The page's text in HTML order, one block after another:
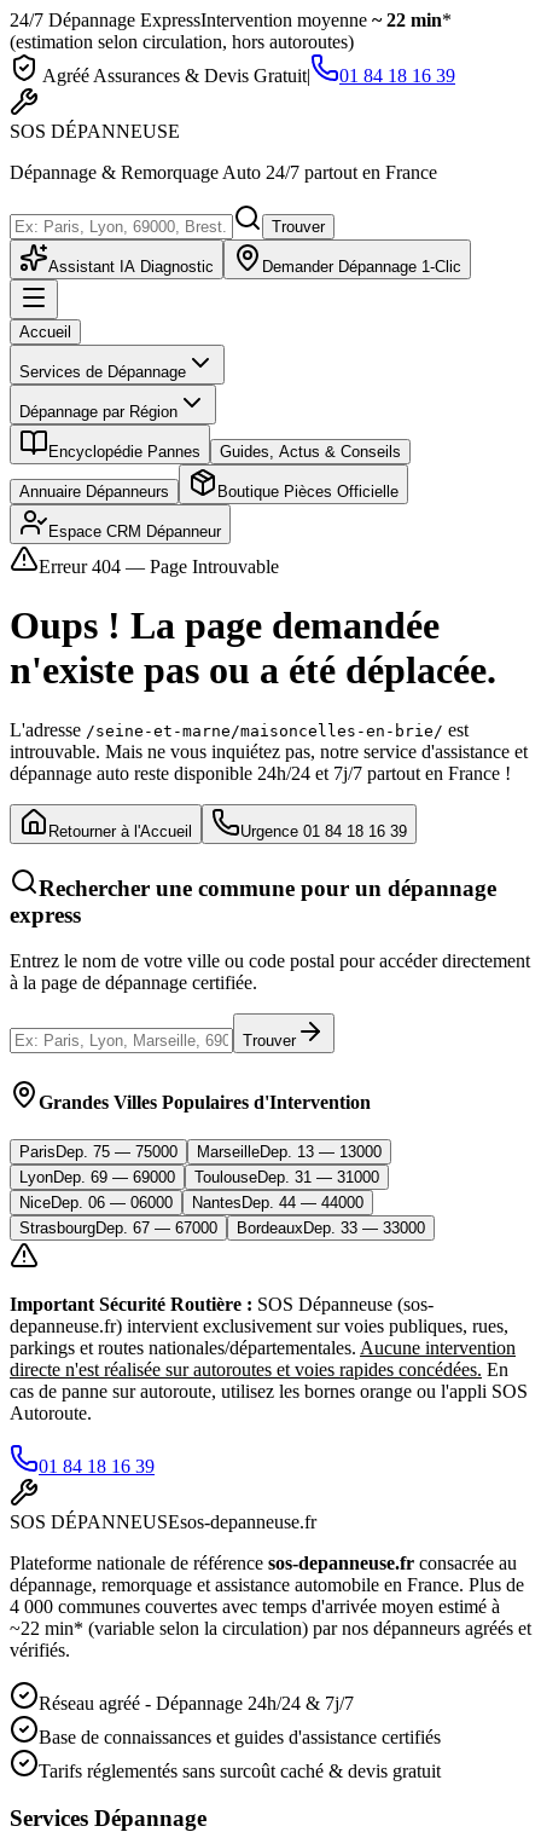
24/7 Dépannage ExpressIntervention moyenne ~ 22 min*
(estimation selon circulation, hors autoroutes)
Agréé Assurances & Devis Gratuit| 01 84 18 16 39
SOS DÉPANNEUSE
Dépannage & Remorquage Auto 24/7 partout en France
Trouver
Assistant IA Diagnostic Demander Dépannage 1-Clic
Accueil
Services de Dépannage
Dépannage par Région
Encyclopédie Pannes Guides, Actus & Conseils
Annuaire Dépanneurs Boutique Pièces Officielle
Espace CRM Dépanneur
Erreur 404 — Page Introuvable
Oups ! La page demandée
n'existe pas ou a été déplacée.
L'adresse /seine-et-marne/maisoncelles-en-brie/ est
introuvable. Mais ne vous inquiétez pas, notre service d'assistance et
dépannage auto reste disponible 24h/24 et 7j/7 partout en France !
Retourner à l'Accueil Urgence 01 84 18 16 39
Rechercher une commune pour un dépannage
express
Entrez le nom de votre ville ou code postal pour accéder directement
à la page de dépannage certifiée.
Trouver
Grandes Villes Populaires d'Intervention
Paris Dep. 75 — 75000 MarseilleDep. 13 — 13000
LyonDep. 69 — 69000 ToulouseDep. 31 — 31000
NiceDep. 06 — 06000 Nantes Dep. 44 — 44000
StrasbourgDep. 67 — 67000 Bordeaux Dep. 33 — 33000
Important Sécurité Routière : SOS Dépanneuse (sos-
depanneuse.fr) intervient exclusivement sur voies publiques, rues,
parkings et routes nationales/départementales. Aucune intervention
directe n'est réalisée sur autoroutes et voies rapides concédées. En
cas de panne sur autoroute, utilisez les bornes orange ou l'appli SOS
Autoroute.
01 84 18 16 39
SOS DÉPANNEUSEsos-depanneuse.fr
Plateforme nationale de référence sos-depanneuse.fr consacrée au
dépannage, remorquage et assistance automobile en France. Plus de
4 000 communes couvertes avec temps d'arrivée moyen estimé à
~22 min* (variable selon la circulation) par nos dépanneurs agréés et
vérifiés.
Réseau agréé - Dépannage 24h/24 & 7j/7
Base de connaissances et guides d'assistance certifiés
Tarifs réglementés sans surcoût caché & devis gratuit
Services Dépannage